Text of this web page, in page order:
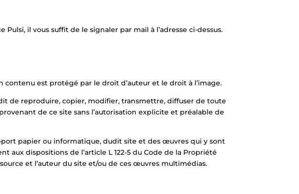
il vous suffit de le signaler par mail à l’adresse ci-dessus.
contenu est protégé par le droit d’auteur et le droit à l’image.
de reproduire, copier, modifier, transmettre, diffuser de toute
de ce site sans l’autorisation explicite et préalable de
papier ou informatique, dudit site et des œuvres qui y sont
dispositions de l’article L 122-5 du Code de la Propriété
et l’auteur du site et/ou de ces œuvres multimédias.